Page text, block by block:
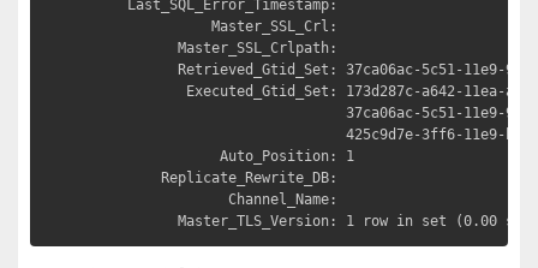
Last_SQL_Error_Timestamp:
Master_SSL_Crl:
Master_SSL_Crlpath:
Retrieved_Gtid_Set: 37ca06ac-5c51-11e9-9d3b-
Executed_Gtid_Set: 173d287c-a642-11ea-ae79-
37ca06ac-5c51-11e9-9d3b-
425c9d7e-3ff6-11e9-baed-
Auto_Position: 1
Replicate_Rewrite_DB:
Channel_Name:
Master_TLS_Version: 1 row in set (0.00 sec)